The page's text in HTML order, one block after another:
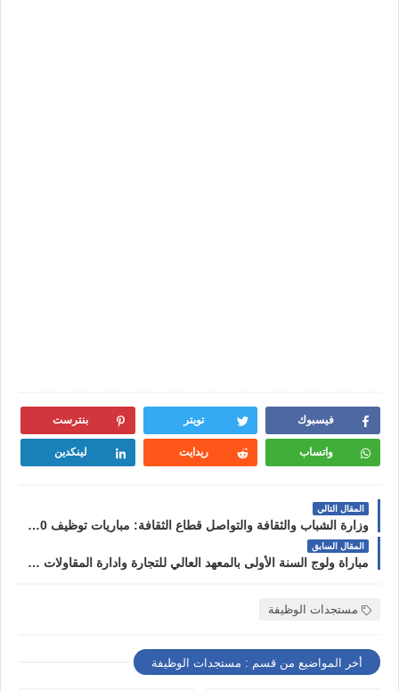
فيسبوك تويتر بنترست
واتساب ريدايت لينكدين
المقال التالي
وزارة الشباب والثقافة والتواصل قطاع الثقافة: مباريات توظيف 10 مناصب في تخصصات مختلفة، آخر أجل هو 29 أبريل 2022
المقال السابق
مباراة ولوج السنة الأولى بالمعهد العالي للتجارة وادارة المقاولات برسم سنة 2022
مستجدات الوظيفة
أخر المواضيع من قسم : مستجدات الوظيفة